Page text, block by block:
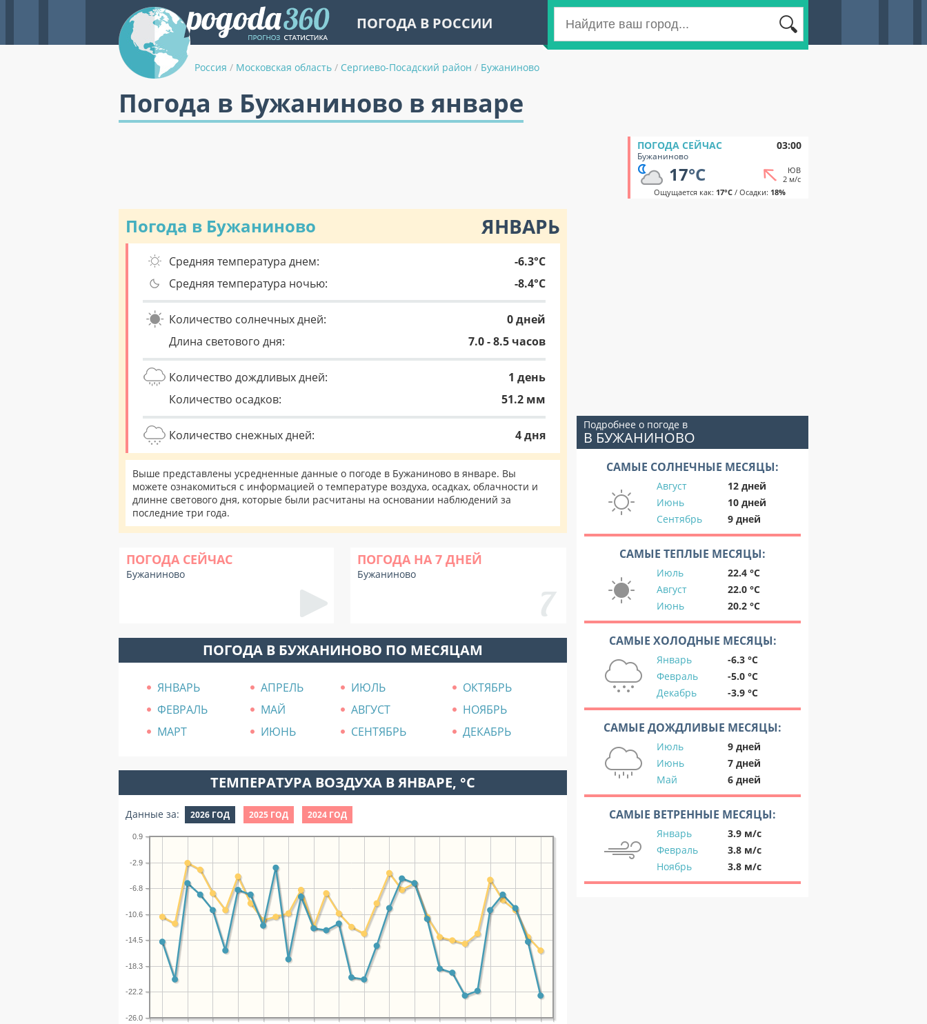
ПОГОДА В РОССИИ
Россия / Московская область / Сергиево-Посадский район / Бужаниново
Погода в Бужаниново в январе
ПОГОДА СЕЙЧАС 03:00
Бужаниново
17°C
ЮВ
2 м/с
Ощущается как: 17°C/ Осадки: 18%
Погода в Бужаниново ЯНВАРЬ
Средняя температура днем:
-6.3°C
Средняя температура ночью:
-8.4°C
Количество солнечных дней:
0 дней
Длина светового дня:
7.0 - 8.5 часов
Количество дождливых дней:
1 день
Количество осадков:
51.2 мм
Количество снежных дней: 4 дня
Выше представлены усредненные данные о погоде в Бужаниново в январе. Вы
можете ознакомиться с информацией о температуре воздуха, осадках, облачности и
длинне светового дня, которые были расчитаны на основании наблюдений за
последние три года.
ПОГОДА СЕЙЧАС
Бужаниново
ПОГОДА НА 7 ДНЕЙ
Бужаниново
ПОГОДА В БУЖАНИНОВО ПО МЕСЯЦАМ
ЯНВАРЬ АПРЕЛЬ ИЮЛЬ
ОКТЯБРЬ
ФЕВРАЛЬ
МАЙ АВГУСТ
НОЯБРЬ
МАРТ
ИЮНЬ СЕНТЯБРЬ ДЕКАБРЬ
ТЕМПЕРАТУРА ВОЗДУХА В ЯНВАРЕ, °C
Данные за: 2026 ГОД 2025 ГОД 2024 ГОД
-26.0
-22.2
-18.3
-14.5
-10.6
-6.8
-2.9
0.9
Подробнее о погоде в
В БУЖАНИНОВО
САМЫЕ СОЛНЕЧНЫЕ МЕСЯЦЫ:
Август
12 дней
Июнь
10 дней
Сентябрь
9 дней
САМЫЕ ТЕПЛЫЕ МЕСЯЦЫ:
Июль
22.4 °C
Август
22.0 °C
Июнь
20.2 °C
САМЫЕ ХОЛОДНЫЕ МЕСЯЦЫ:
Январь
-6.3 °C
Февраль
-5.0 °C
Декабрь
-3.9 °C
САМЫЕ ДОЖДЛИВЫЕ МЕСЯЦЫ:
Июль
9 дней
Июнь
7 дней
Май
6 дней
САМЫЕ ВЕТРЕННЫЕ МЕСЯЦЫ:
Январь
3.9 м/с
Февраль
3.8 м/с
Ноябрь
3.8 м/с